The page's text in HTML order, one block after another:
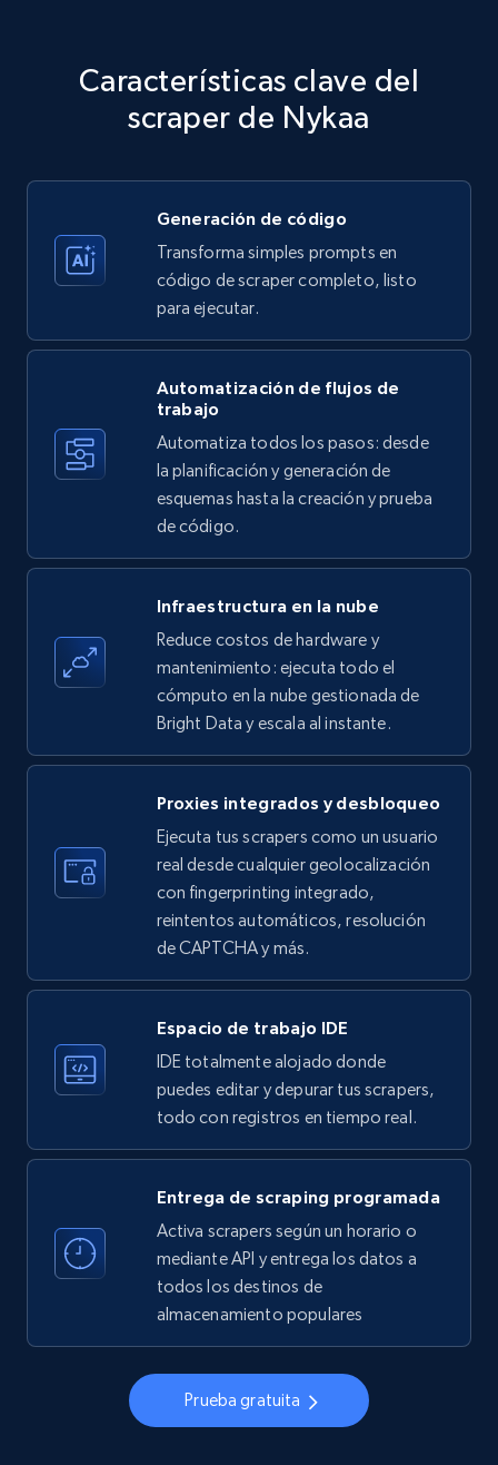
price, Currency, Availability, Reviews count, and
Amazon products - Collects products by
specific keywords
Title, Seller name, Brand, Description, Initial
35.3K+ 5.7K+ Prueba gratuita
Amazon products - find products by using
Title, Seller name, Brand, Description, Initial
price, Currency, Availability, Reviews count, and
more.
5.7K+ Prueba gratuita
LinkedIn company information
ID, Name, Country code, Locations, Followers,
Employees in linkedin, About, Specialties, and
33.6K+ 3.5K+ Prueba gratuita
Instagram - Profiles
Account, Fbid, ID, Followers, Posts count, Is
business account, Is professional account, Is
22.4K+ 3.5K+ Prueba gratuita
Instagram - Profiles - Collect profile
information by user name
Account, Fbid, ID, Followers, Posts count, Is
business account, Is professional account, Is
Características clave del
scraper de Nykaa
Generación de código
Transforma simples prompts en
código de scraper completo, listo
para ejecutar.
Automatización de flujos de
trabajo
Automatiza todos los pasos: desde
la planificación y generación de
esquemas hasta la creación y prueba
de código.
Infraestructura en la nube
Reduce costos de hardware y
mantenimiento: ejecuta todo el
cómputo en la nube gestionada de
Bright Data y escala al instante.
Proxies integrados y desbloqueo
Ejecuta tus scrapers como un usuario
real desde cualquier geolocalización
con fingerprinting integrado,
reintentos automáticos, resolución
de CAPTCHA y más.
Espacio de trabajo IDE
IDE totalmente alojado donde
puedes editar y depurar tus scrapers,
todo con registros en tiempo real.
Entrega de scraping programada
Activa scrapers según un horario o
mediante API y entrega los datos a
todos los destinos de
almacenamiento populares
Prueba gratuita